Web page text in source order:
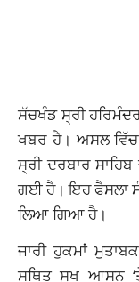
ਸੱਚਖੰਡ ਸ੍ਰੀ
ਖਬਰ ਹੈ। ਅਸਲ
ਸ੍ਰੀ ਦਰਬਾਰ
ਗਈ ਹੈ। ਇਹ ਫੈਸਲਾ
ਲਿਆ ਗਿਆ ਹੈ।
ਜਾਰੀ ਹੁਕਮਾਂ
ਸਥਿਤ ਸੁਖ ਆਸਨ